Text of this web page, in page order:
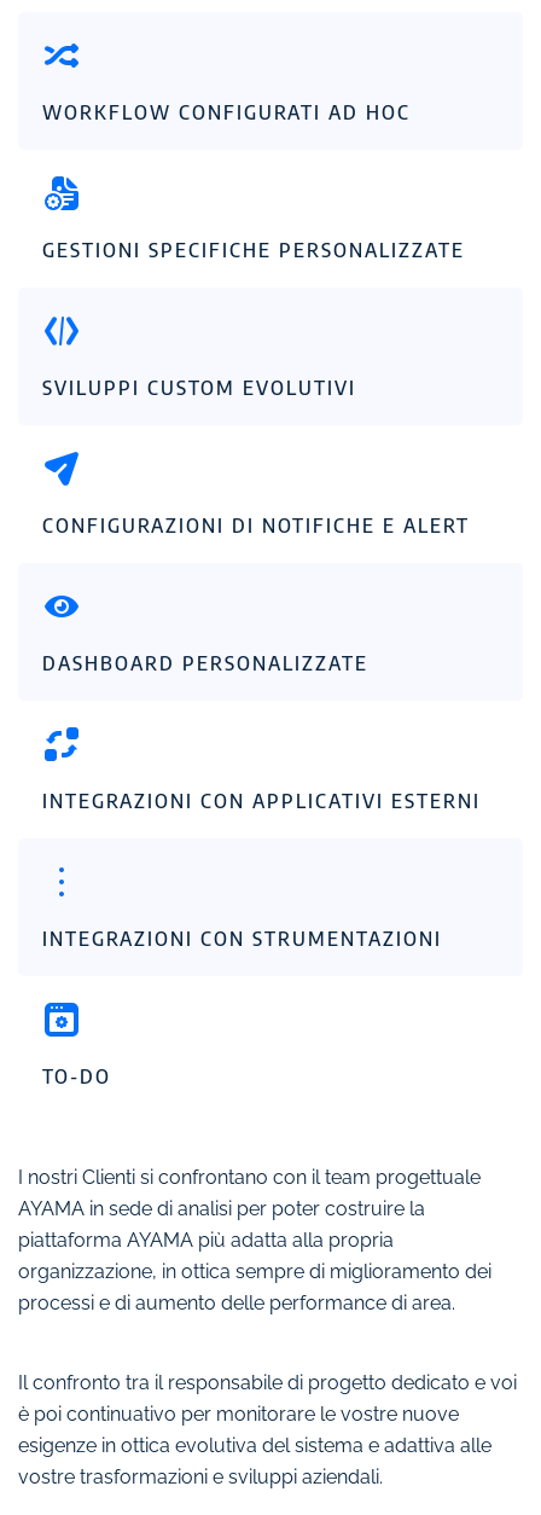
WORKFLOW CONFIGURATI AD HOC
GESTIONI SPECIFICHE PERSONALIZZATE
SVILUPPI CUSTOM EVOLUTIVI
CONFIGURAZIONI DI NOTIFICHE E ALERT
DASHBOARD PERSONALIZZATE
INTEGRAZIONI CON APPLICATIVI ESTERNI
INTEGRAZIONI CON STRUMENTAZIONI
TO-DO
I nostri Clienti si confrontano con il team progettuale
AYAMA in sede di analisi per poter costruire la
piattaforma AYAMA più adatta alla propria
organizzazione, in ottica sempre di miglioramento dei
processi e di aumento delle performance di area.
Il confronto tra il responsabile di progetto dedicato e voi
è poi continuativo per monitorare le vostre nuove
esigenze in ottica evolutiva del sistema e adattiva alle
vostre trasformazioni e sviluppi aziendali.